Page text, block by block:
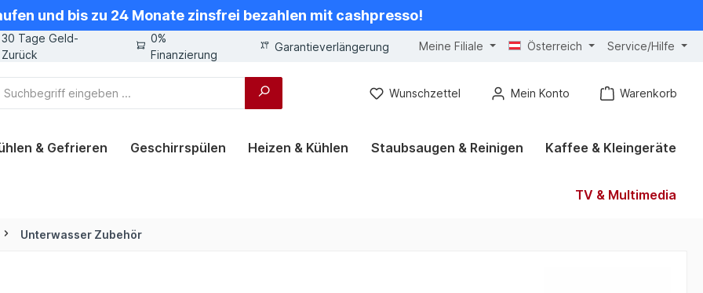
und bis zu 24 Monate zinsfrei bezahlen mit cashpresso!
30 Tage Geld-
Zurück
0%
Finanzierung
Garantieverlängerung Meine Filiale Österreich Service/Hilfe
Wunschzettel Mein Konto Warenkorb
& Gefrieren Geschirrspülen Heizen & Kühlen Staubsaugen & Reinigen Kaffee & Kleingeräte
TV & Multimedia
Unterwasser Zubehör